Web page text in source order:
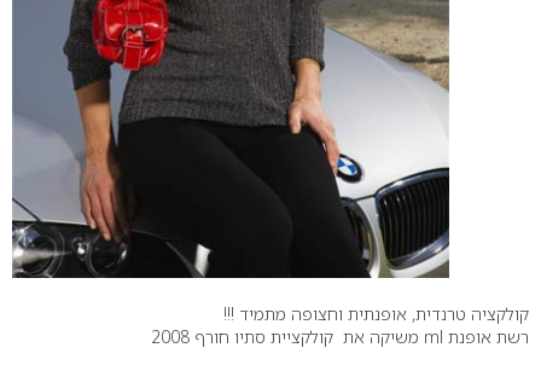
קולקציה טרנדית, אופנתית וחצופה מתמיד !!!
רשת אופנת ml משיקה את קולקציית סתיו חורף 2008